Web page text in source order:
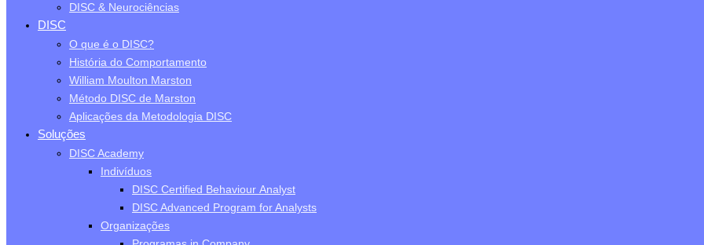
DISC & Neurociências
DISC
O que é o DISC?
História do Comportamento
William Moulton Marston
Método DISC de Marston
Aplicações da Metodologia DISC
Soluções
DISC Academy
Indivíduos
DISC Certified Behaviour Analyst
DISC Advanced Program for Analysts
Organizações